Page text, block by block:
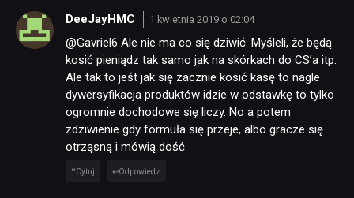
DeeJayHMC 1 kwietnia 2019 o 02:04
@Gavriel6 Ale nie ma co się dziwić. Myśleli, że będą
kosić pieniądz tak samo jak na skórkach do CS’a itp.
Ale tak to jeśt jak się zacznie kosić kasę to nagle
dywersyfikacja produktów idzie w odstawkę to tylko
ogromnie dochodowe się liczy. No a potem
zdziwienie gdy formuła się przeje, albo gracze się
otrząsną i mówią dość.
Cytuj Odpowiedz